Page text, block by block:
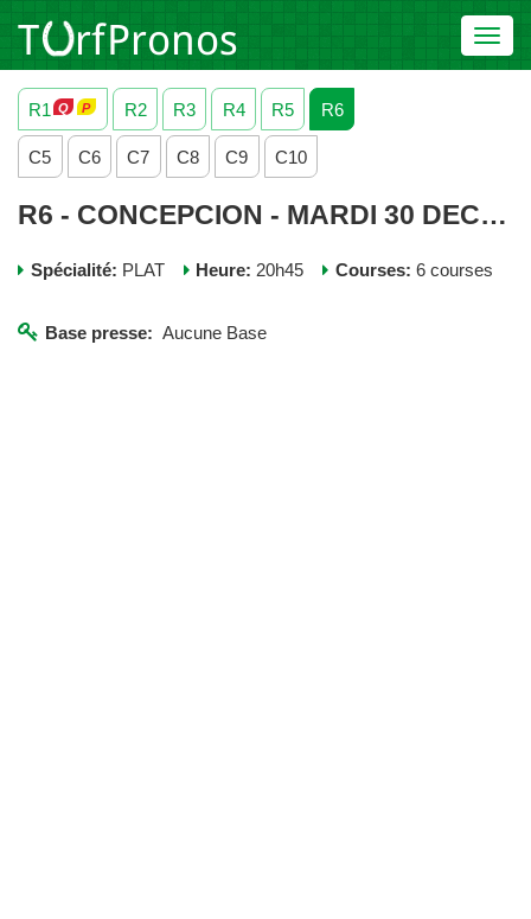
R1
R2 R3 R4 R5 R6
C5 C6 C7 C8 C9 C10
R6 - CONCEPCION - MARDI 30 DECEMBRE 2025
Spécialité: PLAT Heure: 20h45 Courses: 6 courses
Base presse: Aucune Base